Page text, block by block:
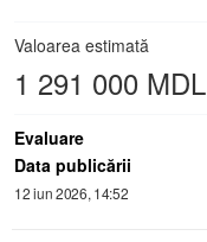
Valoarea estimată
1 291 000 MDL
Evaluare
Data publicării
12 iun 2026, 14:52